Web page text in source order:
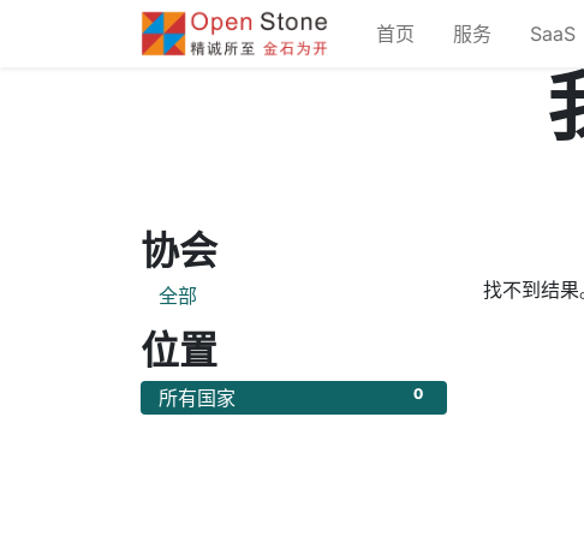
首页 服务 SaaS
协会
全部
位置
所有国家 0
找不到结果